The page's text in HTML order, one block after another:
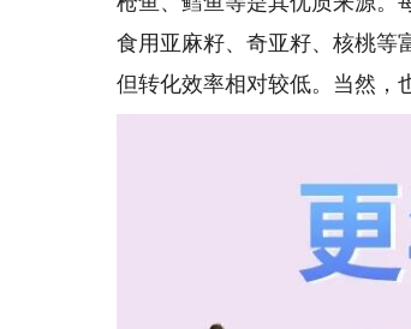
食用亚麻籽、奇亚籽、核桃等
但转化效率相对较低。当然，